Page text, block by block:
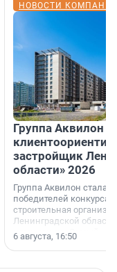
НОВОСТИ
Группа Аквилон
застройщик
области» 2026
Группа Аквилон стала
победителей конкурса
строительная
Ленинградской области
номинации «Самый
застройщик
области».
6 августа, 16:50